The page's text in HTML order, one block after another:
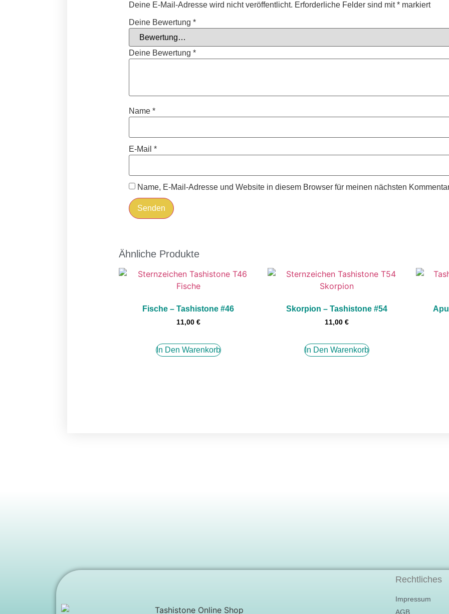
Deine E-Mail-Adresse wird nicht veröffentlicht. Erforderliche Felder sind mit* markiert
Deine Bewertung*
Deine Bewertung*
Name*
E-Mail*
Name, E-Mail-Adresse und Website in diesem Browser für meinen nächsten
Ähnliche Produkte
Fische – Tashistone #46
11,00 €
In Den Warenkorb
Skorpion – Tashistone #54
11,00 €
In Den Warenkorb
Rechtliches
Impressum
AGB